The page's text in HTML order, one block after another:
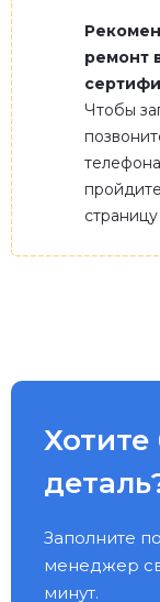
ремонт
Чтобы
телефона
Заполните
менеджер
минут.